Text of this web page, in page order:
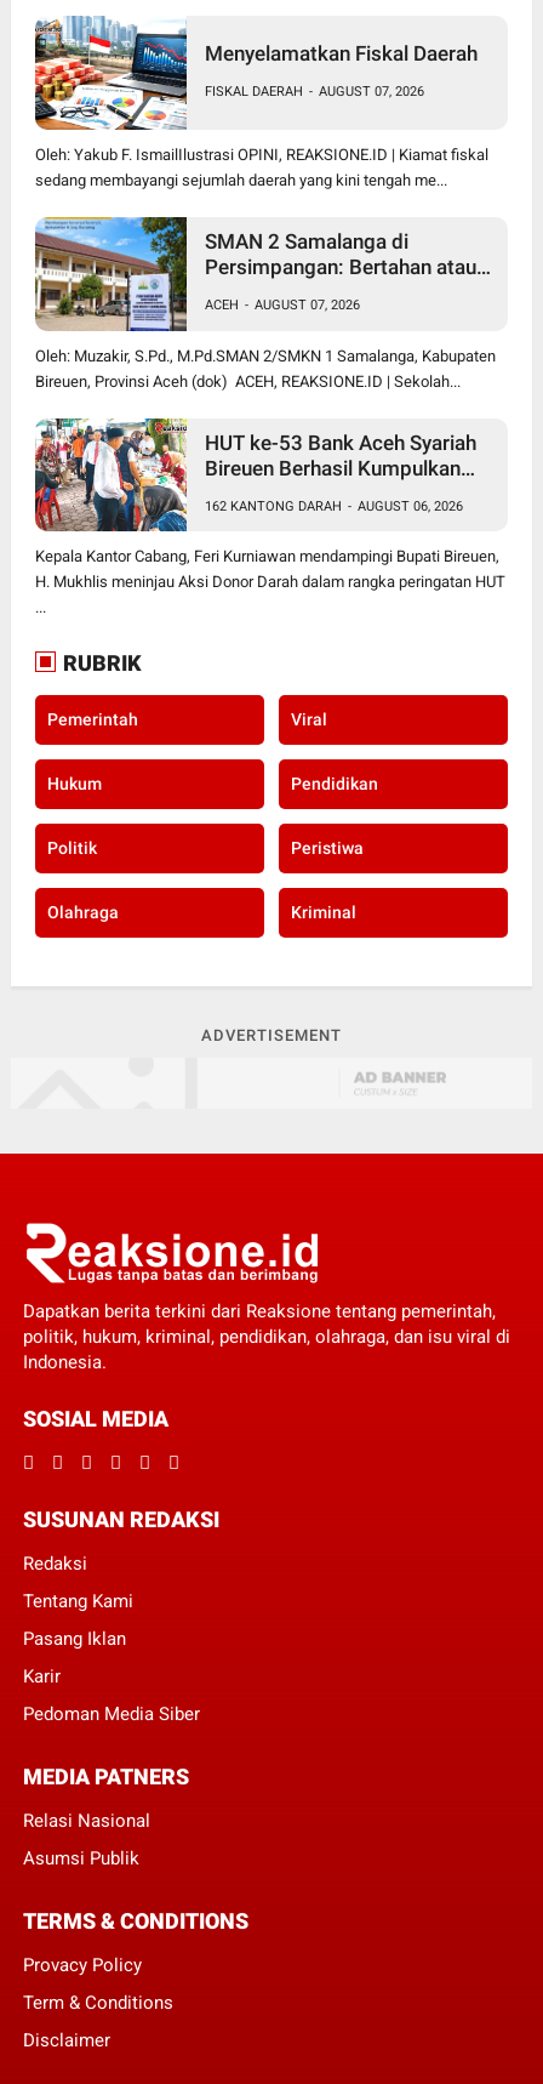
Menyelamatkan Fiskal Daerah
FISKAL DAERAH - AUGUST 07, 2026
Oleh: Yakub F. IsmailIlustrasi OPINI, REAKSIONE.ID | Kiamat fiskal
sedang membayangi sejumlah daerah yang kini tengah me...
SMAN 2 Samalanga di
Persimpangan: Bertahan atau
ACEH - AUGUST 07, 2026
Oleh: Muzakir, S.Pd., M.Pd.SMAN 2/SMKN 1 Samalanga, Kabupaten
Bireuen, Provinsi Aceh (dok) ACEH, REAKSIONE.ID | Sekolah...
HUT ke-53 Bank Aceh Syariah
Bireuen Berhasil Kumpulkan
162 KANTONG DARAH - AUGUST 06, 2026
Kepala Kantor Cabang, Feri Kurniawan mendampingi Bupati Bireuen,
H. Mukhlis meninjau Aksi Donor Darah dalam rangka peringatan HUT
...
RUBRIK
Pemerintah Viral
Hukum Pendidikan
Politik Peristiwa
Olahraga Kriminal
ADVERTISEMENT
Dapatkan berita terkini dari Reaksione tentang pemerintah,
politik, hukum, kriminal, pendidikan, olahraga, dan isu viral di
Indonesia.
SOSIAL MEDIA
SUSUNAN REDAKSI
Redaksi
Tentang Kami
Pasang Iklan
Karir
Pedoman Media Siber
MEDIA PATNERS
Relasi Nasional
Asumsi Publik
TERMS & CONDITIONS
Provacy Policy
Term & Conditions
Disclaimer